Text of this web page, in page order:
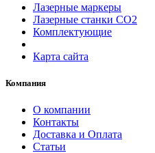
Лазерные маркеры
Лазерные станки СО2
Комплектующие
Карта сайта
Компания
О компании
Контакты
Доставка и Оплата
Статьи